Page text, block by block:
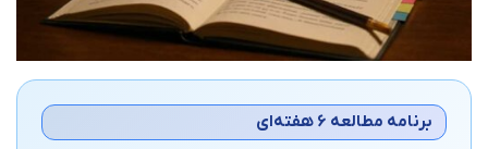
برنامه مطالعه ۶ هفته‌ای